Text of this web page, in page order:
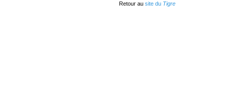
Retour au site du Tigre